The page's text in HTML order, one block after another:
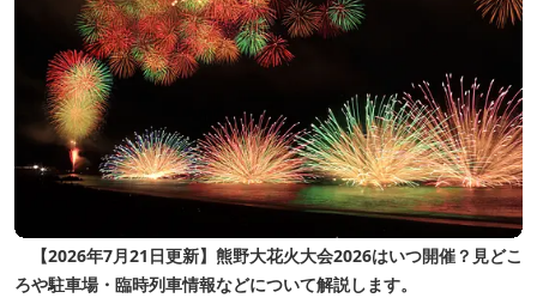
【2026年7月21日更新】熊野大花火大会2026はいつ開催？見どこ
ろや駐車場・臨時列車情報などについて解説します。